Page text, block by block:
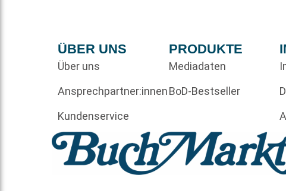
ÜBER UNS
Über uns
Ansprechpartner:innen
Kundenservice
PRODUKTE
Mediadaten
BoD-Bestseller